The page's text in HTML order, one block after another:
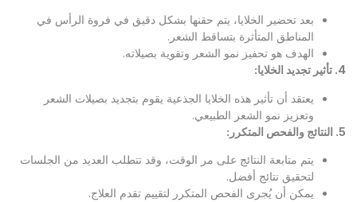
بعد تحضير الخلايا، يتم حقنها بشكل دقيق في فروة الرأس في
المناطق المتأثرة بتساقط الشعر.
الهدف هو تحفيز نمو الشعر وتقوية بصيلاته.
4. تأثير تجديد الخلايا:
يعتقد أن تأثير هذه الخلايا الجذعية يقوم بتجديد بصيلات الشعر
وتعزيز نمو الشعر الطبيعي.
5. النتائج والفحص المتكرر :
يتم متابعة النتائج على مر الوقت، وقد تتطلب العديد من الجلسات
لتحقيق نتائج أفضل.
يمكن أن يُجرى الفحص المتكرر لتقييم تقدم العلاج.